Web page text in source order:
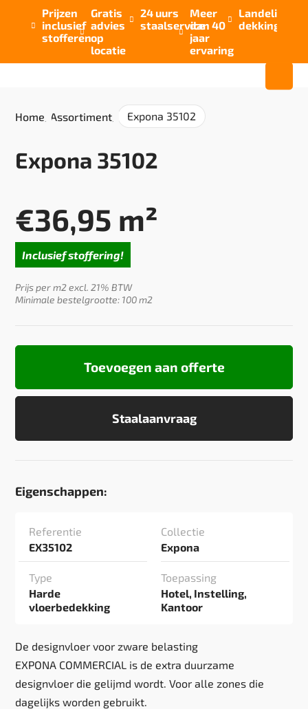

Prijzen
inclusief
stofferen

Gratis
advies
op
locatie

24 uurs
staalservice

Meer
dan 40
jaar
ervaring

Landelijke
dekking
Home Assortiment Expona 35102
Expona 35102
€36,95 m²
Inclusief stoffering!
Prijs per m2 excl. 21% BTW
Minimale bestelgrootte: 100 m2
Staalaanvraag
Toevoegen aan offerte
Eigenschappen:
Referentie
EX35102
Collectie
Expona
Type
Harde
vloerbedekking
Toepassing
Hotel, Instelling,
Kantoor
De designvloer voor zware belasting
EXPONA COMMERCIAL is de extra duurzame
designvloer die gelijmd wordt. Voor alle zones die
dagelijks worden gebruikt.